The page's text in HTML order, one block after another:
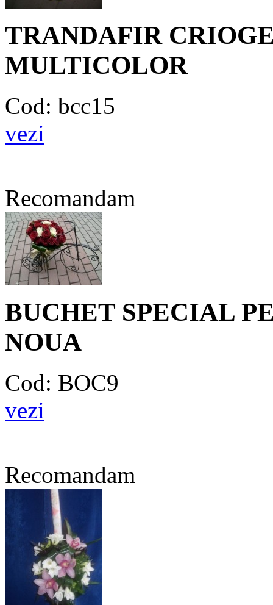
TRANDAFIR
MULTICOLOR
Cod: bcc15
vezi
Recomandam
BUCHET SPECIAL
NOUA
Cod: BOC9
vezi
Recomandam